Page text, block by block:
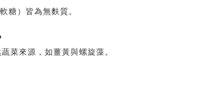
糖）皆為無麩質。
菜來源，如薑黃與螺旋藻。